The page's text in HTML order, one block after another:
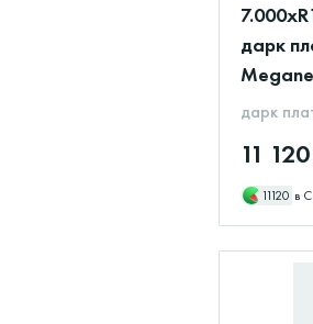
дарк
Megane
дарк
11
11120 в